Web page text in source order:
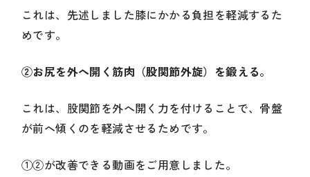
これは、先述しました膝にかかる負担を軽減するた
めです。
②お尻を外へ開く筋肉（股関節外旋）を鍛える。
これは、股関節を外へ開く力を付けることで、骨盤
が前へ傾くのを軽減させるためです。
①②が改善できる動画をご用意しました。